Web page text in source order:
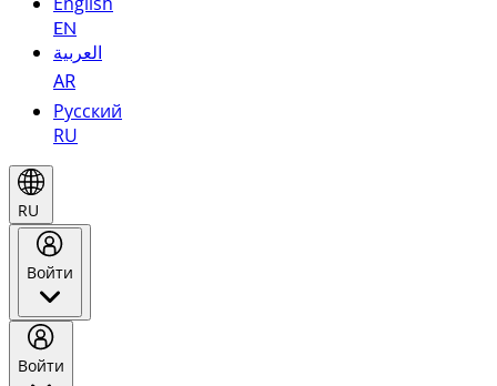
EN
العربية
AR
Русский
RU
RU
Войти
Войти